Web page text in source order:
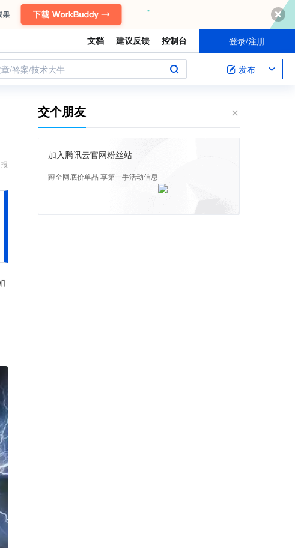
文档 建议反馈 控制台 登录/注册
/答案/技术大牛 发布
交个朋友
加入腾讯云官网粉丝站
蹲全网底价单品 享第一手活动信息